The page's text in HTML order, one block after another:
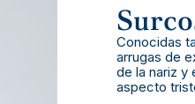
Conocidas
arrugas de
de la nariz y
aspecto